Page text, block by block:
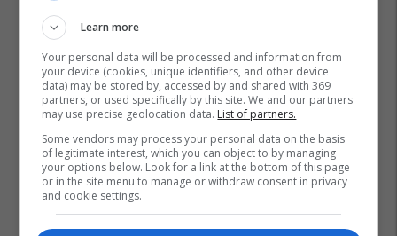
Luis De La Fuente
Gareth Southgate
Kombëtarja E Spanjës
Euro 2024
Kombëtarja E Anglisë
Learn more
Your personal data will be processed and information from
your device (cookies, unique identifiers, and other device
data) may be stored by, accessed by and shared with 369
partners, or used specifically by this site. We and our partners
may use precise geolocation data. List of partners.
Some vendors may process your personal data on the basis
of legitimate interest, which you can object to by managing
your options below. Look for a link at the bottom of this page
or in the site menu to manage or withdraw consent in privacy
and cookie settings.